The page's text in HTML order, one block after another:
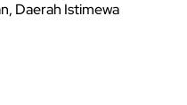
Daerah Istimewa